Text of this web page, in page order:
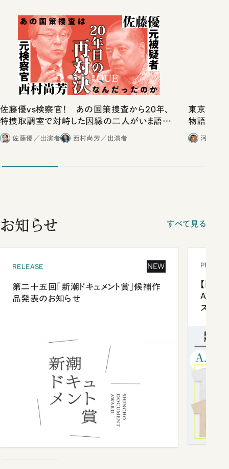
佐藤優vs検察官！ あの国策捜査から20年、
特捜取調室で対峙した因縁の二人がいま語り
合ったこと
佐藤優／出演者 西村尚芳／出演者
東京は都
物語」に
河野有
お知らせ すべて見る
RELEASE NEW
第二十五回「新潮ドキュメント賞」候補作
品発表のお知らせ
【「新
ズプレ